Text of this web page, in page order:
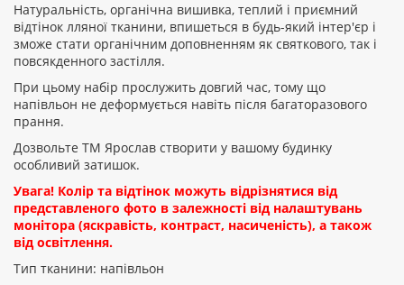
Натуральність, органічна вишивка, теплий і приємний
відтінок лляної тканини, впишеться в будь-який інтер'єр і
зможе стати органічним доповненням як святкового, так і
повсякденного застілля.
При цьому набір прослужить довгий час, тому що
напівльон не деформується навіть після багаторазового
прання.
Дозвольте ТМ Ярослав створити у вашому будинку
особливий затишок.
Увага! Колір та відтінок можуть відрізнятися від
представленого фото в залежності від налаштувань
монітора (яскравість, контраст, насиченість), а також
від освітлення.
Тип тканини: напівльон
ПРОДОВЖИТИ